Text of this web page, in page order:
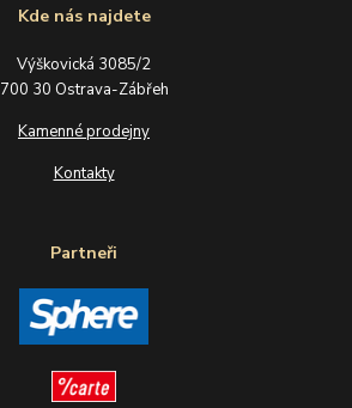
Kde nás najdete
Výškovická 3085/2
700 30 Ostrava-Zábřeh
Kamenné prodejny
Kontakty
Partneři